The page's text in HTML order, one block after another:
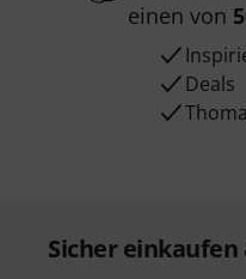
einen von
Deals
Sicher einkaufen